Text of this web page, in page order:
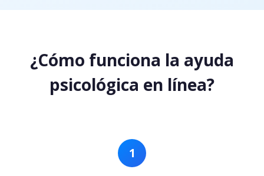
¿Cómo funciona la ayuda
psicológica en línea?
1